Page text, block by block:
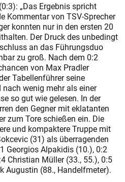
„Das Ergebnis spricht
Kommentar von TSV-Sprecher
konnten nur in den ersten 20
Der Druck des unbedingt
an das Führungsduo
zu groß. Nach dem 0:2
von Max Pradler
Tabellenführer seine
wenig mehr als einer
so gut wie gelesen. In der
den Gegner mit eklatanten
zum Tore schießen ein. Die
und kompaktere Truppe mit
(31) als überragenden
Georgios Alpakidis (10.), 0:2
Christian Müller (33., 55.), 0:5
Augustin (88., Handelfmeter).